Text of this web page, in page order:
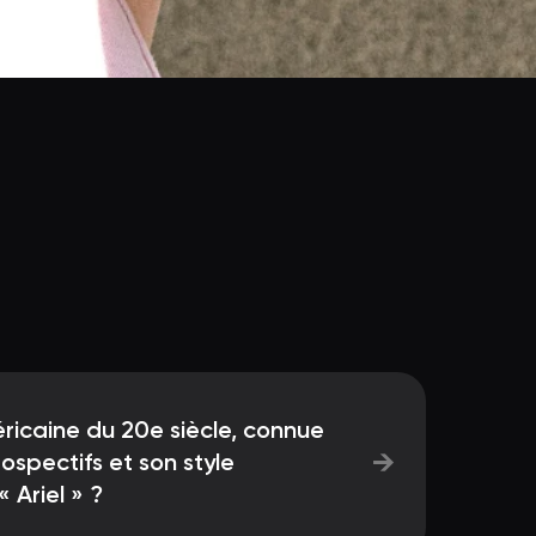
du 20e siècle, connue
et son style
Ariel » ?
→